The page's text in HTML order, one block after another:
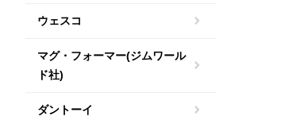
ウェスコ
マグ・フォーマー(ジムワール
ド社)
ダントーイ